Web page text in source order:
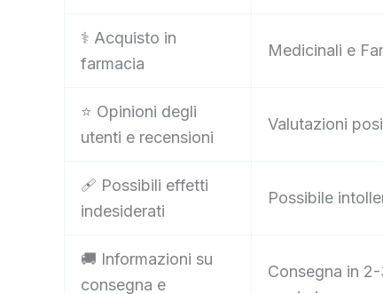
⚕️ Acquisto in
farmacia
Medicinali e
⭐ Opinioni degli
utenti e recensioni
Valutazioni
🩹 Possibili effetti
indesiderati
Possibile
🚚 Informazioni su
consegna e
Consegna in